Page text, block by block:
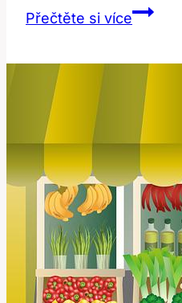
Přečtěte si víceWright:
Význam
Slova
Pro
nebo